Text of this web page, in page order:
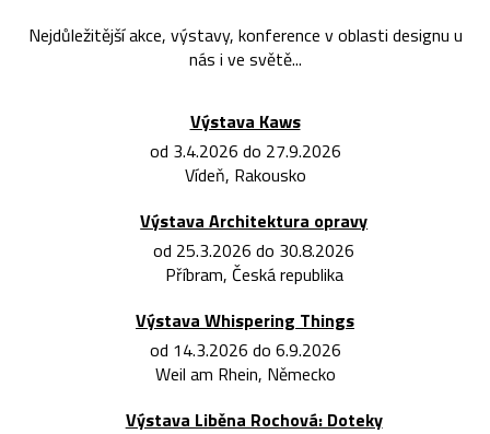
Nejdůležitější akce, výstavy, konference v oblasti designu u
nás i ve světě...
Výstava Kaws
od 3.4.2026 do 27.9.2026
Vídeň, Rakousko
Výstava Architektura opravy
od 25.3.2026 do 30.8.2026
Příbram, Česká republika
Výstava Whispering Things
od 14.3.2026 do 6.9.2026
Weil am Rhein, Německo
Výstava Liběna Rochová: Doteky